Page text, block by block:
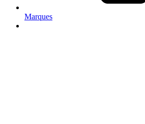
Marques